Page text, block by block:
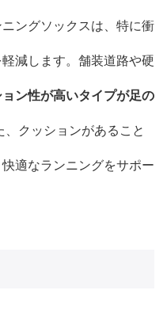
ングソックスは、特に衝
減します。舗装道路や硬
ョン性が高いタイプが足の
、クッションがあること
適なランニングをサポー